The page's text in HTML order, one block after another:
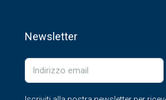
Newsletter